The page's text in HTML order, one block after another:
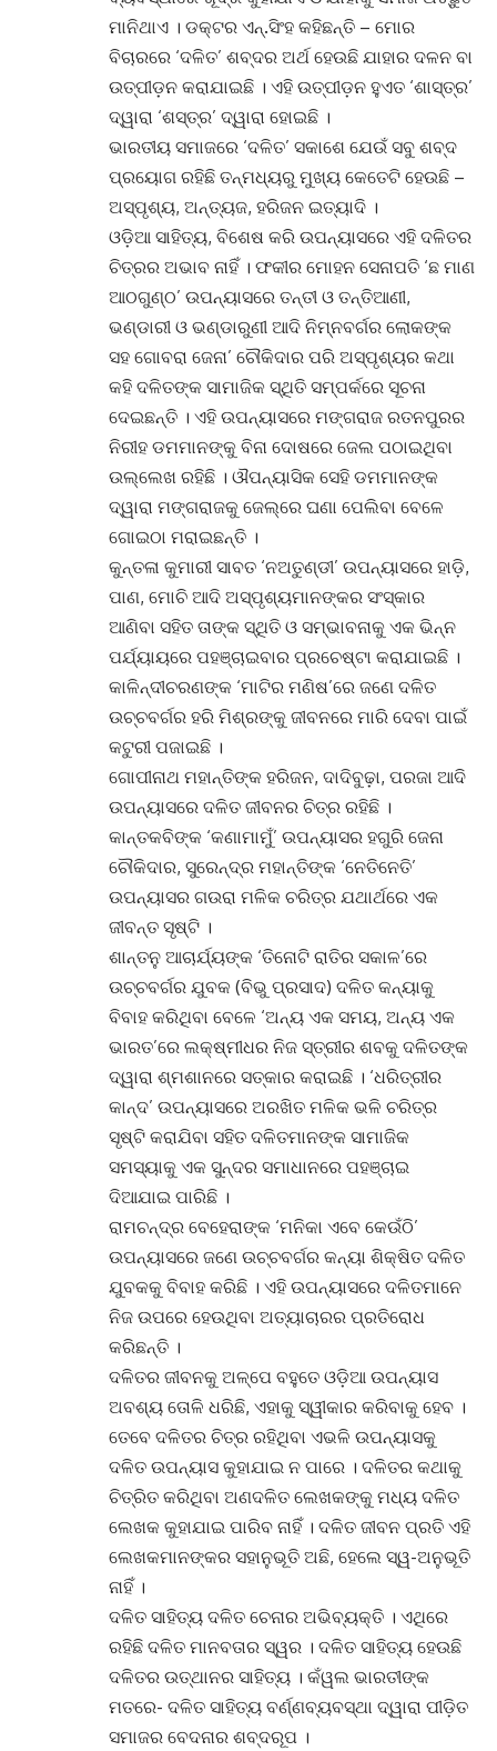
ମାନିଥାଏ । ଡକ୍ଟର ଏନ୍‌.ସିଂହ କହିଛନ୍ତି – ମୋର
ବିଚାରରେ ‘ଦଳିତ’ ଶବ୍ଦର ଅର୍ଥ ହେଉଛି ଯାହାର ଦଳନ ବା
ଉତ୍ପୀଡ଼ନ କରାଯାଇଛି । ଏହି ଉତ୍ପୀଡ଼ନ ହୁଏତ ‘ଶାସ୍ତ୍ର’
ଦ୍ୱାରା ‘ଶସ୍ତ୍ର’ ଦ୍ୱାରା ହୋଇଛି ।
ଭାରତୀୟ ସମାଜରେ ‘ଦଳିତ’ ସକାଶେ ଯେଉଁ ସବୁ ଶବ୍ଦ
ପ୍ରୟୋଗ ରହିଛି ତନ୍ମଧ୍ୟରୁ ମୁଖ୍ୟ କେତେଟି ହେଉଛି –
ଅସ୍ପୃଶ୍ୟ, ଅନ୍ତ୍ୟଜ, ହରିଜନ ଇତ୍ୟାଦି ।
ଓଡ଼ିଆ ସାହିତ୍ୟ, ବିଶେଷ କରି ଉପନ୍ୟାସରେ ଏହି ଦଳିତର
ଚିତ୍ରର ଅଭାବ ନାହିଁ । ଫକୀର ମୋହନ ସେନାପତି ‘ଛ ମାଣ
ଆଠଗୁଣ୍ଠ’ ଉପନ୍ୟାସରେ ତନ୍ତୀ ଓ ତନ୍ତିଆଣୀ,
ଭଣ୍ଡାରୀ ଓ ଭଣ୍ଡାରୁଣୀ ଆଦି ନିମ୍ନବର୍ଗର ଲୋକଙ୍କ
ସହ ଗୋବରା ଜେନା’ ଚୌକିଦାର ପରି ଅସ୍ପୃଶ୍ୟର କଥା
କହି ଦଳିତଙ୍କ ସାମାଜିକ ସ୍ଥିତି ସମ୍ପର୍କରେ ସୂଚନା
ଦେଇଛନ୍ତି । ଏହି ଉପନ୍ୟାସରେ ମଙ୍ଗରାଜ ରତନପୁରର
ନିରୀହ ଡମମାନଙ୍କୁ ବିନା ଦୋଷରେ ଜେଲ ପଠାଇଥିବା
ଉଲ୍ଲେଖ ରହିଛି । ଔପନ୍ୟାସିକ ସେହି ଡମମାନଙ୍କ
ଦ୍ୱାରା ମଙ୍ଗରାଜକୁ ଜେଲ୍‌ରେ ଘଣା ପେଲିବା ବେଳେ
ଗୋଇଠା ମରାଇଛନ୍ତି ।
କୁନ୍ତଳା କୁମାରୀ ସାବତ ‘ନଅତୁଣ୍ଡୀ’ ଉପନ୍ୟାସରେ ହାଡ଼ି,
ପାଣ, ମୋଚି ଆଦି ଅସ୍ପୃଶ୍ୟମାନଙ୍କର ସଂସ୍କାର
ଆଣିବା ସହିତ ତାଙ୍କ ସ୍ଥିତି ଓ ସମ୍ଭାବନାକୁ ଏକ ଭିନ୍ନ
ପର୍ଯ୍ୟାୟରେ ପହଞ୍ଚାଇବାର ପ୍ରଚେଷ୍ଟା କରାଯାଇଛି ।
କାଳିନ୍ଦୀଚରଣଙ୍କ ‘ମାଟିର ମଣିଷ’ରେ ଜଣେ ଦଳିତ
ଉଚ୍ଚବର୍ଗର ହରି ମିଶ୍ରଙ୍କୁ ଜୀବନରେ ମାରି ଦେବା ପାଇଁ
କଟୁରୀ ପଜାଇଛି ।
ଗୋପୀନାଥ ମହାନ୍ତିଙ୍କ ହରିଜନ, ଦାଦିବୁଢ଼ା, ପରଜା ଆଦି
ଉପନ୍ୟାସରେ ଦଳିତ ଜୀବନର ଚିତ୍ର ରହିଛି ।
କାନ୍ତକବିଙ୍କ ‘କଣାମାମୁଁ’ ଉପନ୍ୟାସର ହଗୁରି ଜେନା
ଚୌକିଦାର, ସୁରେନ୍ଦ୍ର ମହାନ୍ତିଙ୍କ ‘ନେତିନେତି’
ଉପନ୍ୟାସର ଗଉରା ମଳିକ ଚରିତ୍ର ଯଥାର୍ଥରେ ଏକ
ଜୀବନ୍ତ ସୃଷ୍ଟି ।
ଶାନ୍ତନୁ ଆଚାର୍ଯ୍ୟଙ୍କ ‘ତିନୋଟି ରାତିର ସକାଳ’ରେ
ଉଚ୍ଚବର୍ଗର ଯୁବକ (ବିଭୁ ପ୍ରସାଦ) ଦଳିତ କନ୍ୟାକୁ
ବିବାହ କରିଥିବା ବେଳେ ‘ଅନ୍ୟ ଏକ ସମୟ, ଅନ୍ୟ ଏକ
ଭାରତ’ରେ ଲକ୍ଷ୍ମୀଧର ନିଜ ସ୍ତ୍ରୀର ଶବକୁ ଦଳିତଙ୍କ
ଦ୍ୱାରା ଶ୍ମଶାନରେ ସତ୍କାର କରାଇଛି । ‘ଧରିତ୍ରୀର
କାନ୍ଦ’ ଉପନ୍ୟାସରେ ଅରଖିତ ମଳିକ ଭଳି ଚରିତ୍ର
ସୃଷ୍ଟି କରାଯିବା ସହିତ ଦଳିତମାନଙ୍କ ସାମାଜିକ
ସମସ୍ୟାକୁ ଏକ ସୁନ୍ଦର ସମାଧାନରେ ପହଞ୍ଚାଇ
ଦିଆଯାଇ ପାରିଛି ।
ରାମଚନ୍ଦ୍ର ବେହେରାଙ୍କ ‘ମନିକା ଏବେ କେଉଁଠି’
ଉପନ୍ୟାସରେ ଜଣେ ଉଚ୍ଚବର୍ଗର କନ୍ୟା ଶିକ୍ଷିତ ଦଳିତ
ଯୁବକକୁ ବିବାହ କରିଛି । ଏହି ଉପନ୍ୟାସରେ ଦଳିତମାନେ
ନିଜ ଉପରେ ହେଉଥିବା ଅତ୍ୟାଚାରର ପ୍ରତିରୋଧ
କରିଛନ୍ତି ।
ଦଳିତର ଜୀବନକୁ ଅଳ୍ପେ ବହୁତେ ଓଡ଼ିଆ ଉପନ୍ୟାସ
ଅବଶ୍ୟ ତୋଳି ଧରିଛି, ଏହାକୁ ସ୍ୱୀକାର କରିବାକୁ ହେବ ।
ତେବେ ଦଳିତର ଚିତ୍ର ରହିଥିବା ଏଭଳି ଉପନ୍ୟାସକୁ
ଦଳିତ ଉପନ୍ୟାସ କୁହାଯାଇ ନ ପାରେ । ଦଳିତର କଥାକୁ
ଚିତ୍ରିତ କରିଥିବା ଅଣଦଳିତ ଲେଖକଙ୍କୁ ମଧ୍ୟ ଦଳିତ
ଲେଖକ କୁହାଯାଇ ପାରିବ ନାହିଁ । ଦଳିତ ଜୀବନ ପ୍ରତି ଏହି
ଲେଖକମାନଙ୍କର ସହାନୁଭୂତି ଅଛି, ହେଲେ ସ୍ୱ-ଅନୁଭୂତି
ନାହିଁ ।
ଦଳିତ ସାହିତ୍ୟ ଦଳିତ ଚେନାର ଅଭିବ୍ୟକ୍ତି । ଏଥିରେ
ରହିଛି ଦଳିତ ମାନବତାର ସ୍ୱର । ଦଳିତ ସାହିତ୍ୟ ହେଉଛି
ଦଳିତର ଉତ୍‌ଥାନର ସାହିତ୍ୟ । କଁୱଲ ଭାରତୀଙ୍କ
ମତରେ- ଦଳିତ ସାହିତ୍ୟ ବର୍ଣ୍ଣବ୍ୟବସ୍ଥା ଦ୍ୱାରା ପୀଡ଼ିତ
ସମାଜର ବେଦନାର ଶବ୍ଦରୂପ ।